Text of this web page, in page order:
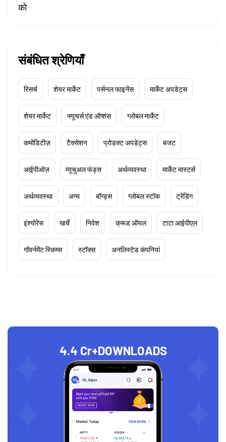
को
संबंधित श्रेणियाँ
रिसर्च शेयर मार्केट पर्सनल फाइनेंस मार्केट अपडेट्स
शेयर मार्केट फ्यूचर्स एंड ऑप्शंस ग्लोबल मार्केट
कमोडिटीज़ टैक्सेशन प्रोडक्ट अपडेट्स बजट
आईपीओज़ म्यूचुअल फंड्स अर्थव्यवस्था मार्केट मास्टर्स
अर्थव्यवस्था अन्य बॉन्ड्स ग्लोबल स्टॉक ट्रेडिंग
इंश्योरेंस खर्चे निवेश क्रूड ऑयल टाटा आईपीएल
गॉवर्नमेंट स्किम्स स्टॉक्स अनलिस्टेड कंपनियां
4.4 Cr+DOWNLOADS